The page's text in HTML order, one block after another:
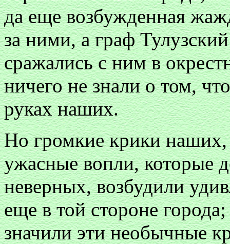
да еще возбужденная
за ними, а граф
сражались с ним в
ничего не знали о том,
руках наших.
Но громкие крики
ужасные вопли, которые
неверных, возбудили
еще в той стороне
значили эти необычные